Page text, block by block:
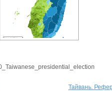
Тайвань.